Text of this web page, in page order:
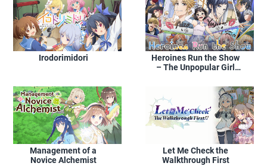
Irodorimidori
Heroines Run the Show
– The Unpopular Girl
Management of a
Novice Alchemist
Let Me Check the
Walkthrough First